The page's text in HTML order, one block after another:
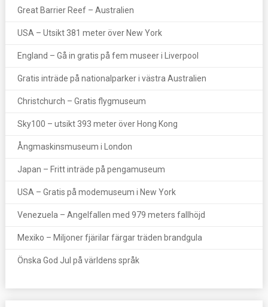
Great Barrier Reef – Australien
USA – Utsikt 381 meter över New York
England – Gå in gratis på fem museer i Liverpool
Gratis inträde på nationalparker i västra Australien
Christchurch – Gratis flygmuseum
Sky100 – utsikt 393 meter över Hong Kong
Ångmaskinsmuseum i London
Japan – Fritt inträde på pengamuseum
USA – Gratis på modemuseum i New York
Venezuela – Angelfallen med 979 meters fallhöjd
Mexiko – Miljoner fjärilar färgar träden brandgula
Önska God Jul på världens språk